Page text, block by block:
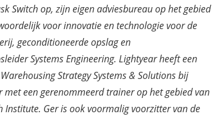
Switch op, zijn eigen adviesbureau op het gebied
voor innovatie en technologie voor de
geconditioneerde opslag en
Systems Engineering. Lightyearheeft een
WarehousingStrategySystems & Solutions bij
een gerenommeerd trainer op het gebied van
Institute. Ger is ook voormalig voorzitter van de